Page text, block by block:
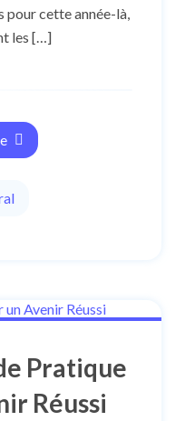
pour cette année-là,
les […]
Pratique
Réussi